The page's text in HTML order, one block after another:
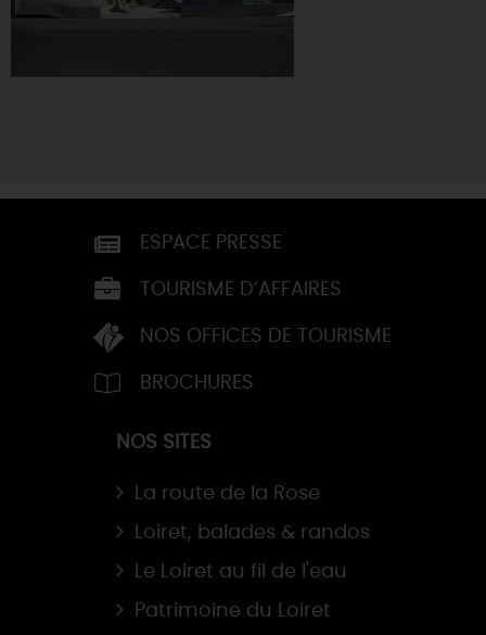
ESPACE PRESSE
TOURISME D’AFFAIRES
NOS OFFICES DE TOURISME
BROCHURES
NOS SITES
La route de la Rose
Loiret, balades & randos
Le Loiret au fil de l'eau
Patrimoine du Loiret